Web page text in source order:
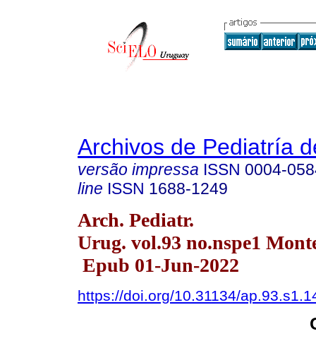
Archivos de Pediatría
versão impressa ISSN 0004-
line ISSN 1688-1249
Arch. Pediatr.
Urug. vol.93 no.nspe1
Epub 01-Jun-2022
https://doi.org/10.31134/